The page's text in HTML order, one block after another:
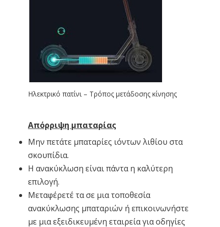
Ηλεκτρικό πατίνι – Τρόπος μετάδοσης κίνησης
Απόρριψη μπαταρίας
Μην πετάτε μπαταρίες ιόντων λιθίου στα
σκουπίδια.
Η ανακύκλωση είναι πάντα η καλύτερη
επιλογή.
Μεταφέρετέ τα σε μια τοποθεσία
ανακύκλωσης μπαταριών ή επικοινωνήστε
με μια εξειδικευμένη εταιρεία για οδηγίες